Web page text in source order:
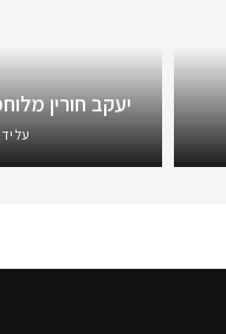
יעקב חורין מלוחמי כיפור 73
על ידי